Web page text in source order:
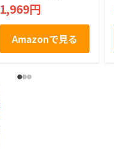
1,969円
Amazonで見る